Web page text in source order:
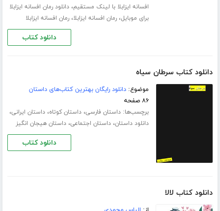
افسانه ایزابلا با لینک مستقیم،دانلود رمان افسانه ایزابلا
برای موبایل،رمان افسانه ایزابلا،رمان افسانه ایزابلا
دانلود کتاب
دانلود کتاب سرطان سیاه
موضوع:دانلود رایگان بهترین کتاب‌های داستان
۸۶ صفحه
برچسب‌ها:داستان فارسی،داستان کوتاه،داستان ایرانی،
دانلود داستان،داستان اجتماعی،داستان هیجان انگیز
دانلود کتاب
دانلود کتاب لالا